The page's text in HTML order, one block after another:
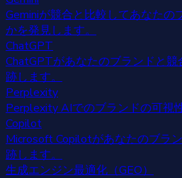
Geminiが競合と比較してあなたの
かを発見します。
ChatGPT
ChatGPTがあなたのブランドと
跡します。
Perplexity
Perplexity AIでのブランドの可視
Copilot
Microsoft Copilotがあなたのブラ
跡します。
生成エンジン最適化（GEO）